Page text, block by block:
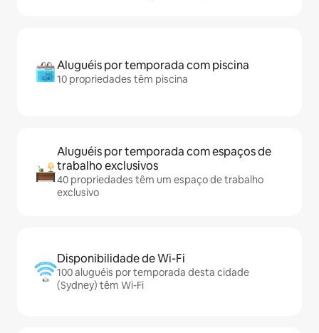
Aluguéis por temporada com piscina
10 propriedades têm piscina
Aluguéis por temporada com espaços de
trabalho exclusivos
40 propriedades têm um espaço de trabalho
exclusivo
Disponibilidade de Wi-Fi
100 aluguéis por temporada desta cidade
(Sydney) têm Wi-Fi